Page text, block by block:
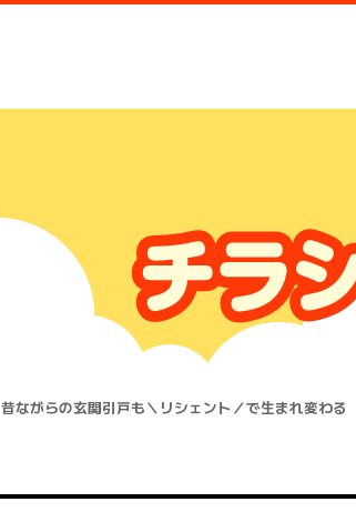
昔ながらの玄関引戸も＼リシェント／で生まれ変わる